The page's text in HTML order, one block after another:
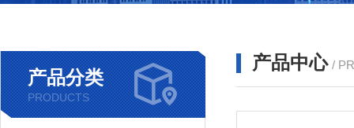
产品分类
PRODUCTS
产品中心 /